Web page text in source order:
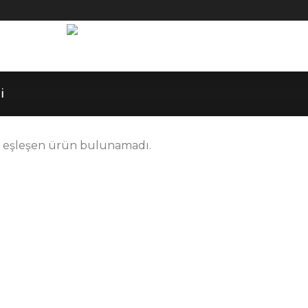
ürün bulunamadı.